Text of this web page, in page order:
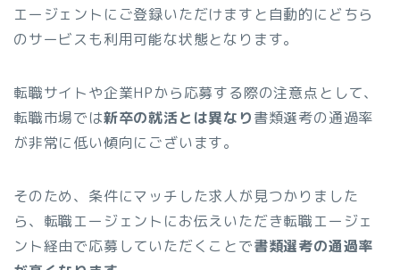
エージェントにご登録いただけますと自動的にどちら
のサービスも利用可能な状態となります。
転職サイトや企業HPから応募する際の注意点として、
転職市場では新卒の就活とは異なり書類選考の通過率
が非常に低い傾向にございます。
そのため、条件にマッチした求人が見つかりました
ら、転職エージェントにお伝えいただき転職エージェ
ント経由で応募していただくことで書類選考の通過率